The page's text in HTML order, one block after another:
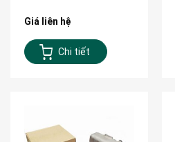
Giá liên hệ
Chi tiết